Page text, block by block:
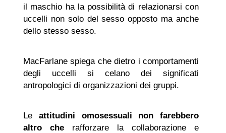
il maschio ha la possibilità di relazionarsi con
uccelli non solo del sesso opposto ma anche
dello stesso sesso.
MacFarlane spiega che dietro i comportamenti
degli uccelli si celano dei significati
antropologici di organizzazioni dei gruppi.
Le attitudini omosessuali non farebbero
altro che
rafforzare la collaborazione e